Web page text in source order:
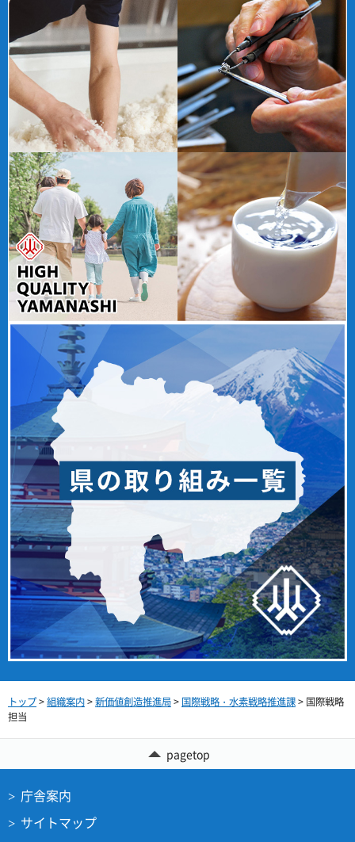
トップ>組織案内>新価値創造推進局> 国際戦略・水素戦略推進課> 国際戦略
担当
pagetop
庁舎案内
サイトマップ